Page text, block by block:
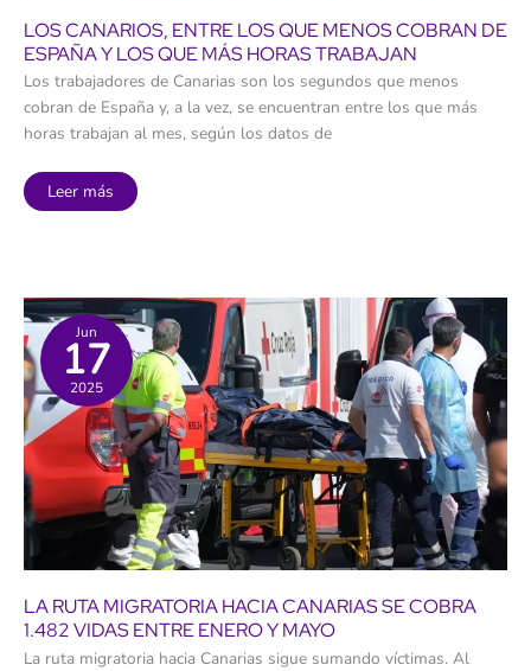
LOS CANARIOS, ENTRE LOS QUE MENOS COBRAN DE
ESPAÑA Y LOS QUE MÁS HORAS TRABAJAN
Los trabajadores de Canarias son los segundos que menos
cobran de España y, a la vez, se encuentran entre los que más
horas trabajan al mes, según los datos de
Los
canarios,
de
España
y
los
que
más
horas
trabajan
Leer más
Jun
17
2025
LA RUTA MIGRATORIA HACIA CANARIAS SE COBRA
1.482 VIDAS ENTRE ENERO Y MAYO
La ruta migratoria hacia Canarias sigue sumando víctimas. Al